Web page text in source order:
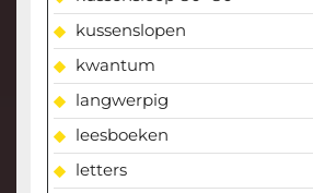
kussenslopen
kwantum
langwerpig
leesboeken
letters